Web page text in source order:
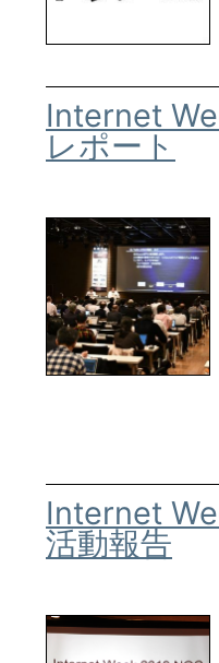
Internet
レポート
Internet
活動報告